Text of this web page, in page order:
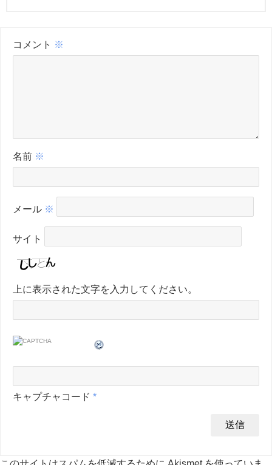
コメント ※
名前 ※
メール ※
サイト
上に表示された文字を入力してください。
キャプチャコード *